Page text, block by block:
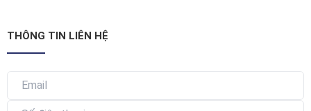
THÔNG TIN LIÊN HỆ